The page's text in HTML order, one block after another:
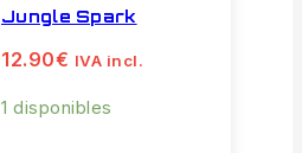
Jungle Spark
12.90€ IVA incl.
1 disponibles